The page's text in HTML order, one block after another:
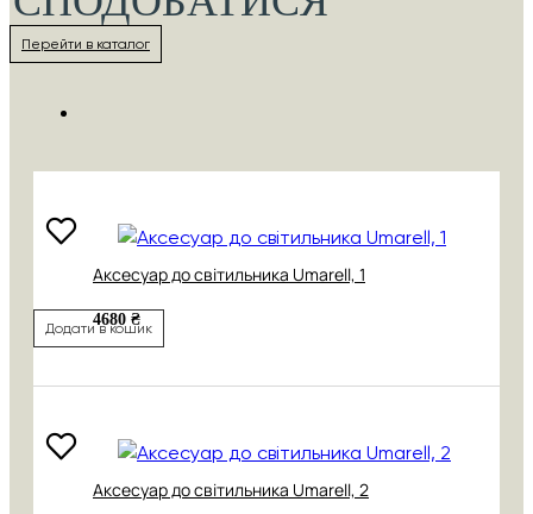
Перейти в каталог
Аксесуар до світильника Umarell, 1
4680 ₴
Додати в кошик
Аксесуар до світильника Umarell, 2